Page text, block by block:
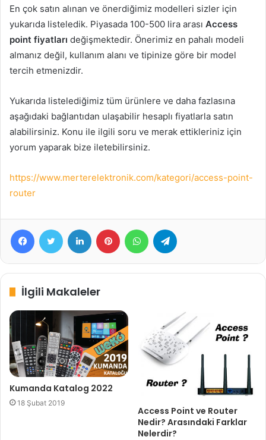
En çok satın alınan ve önerdiğimiz modelleri sizler için
yukarıda listeledik. Piyasada 100-500 lira arası Access
point fiyatları değişmektedir. Önerimiz en pahalı modeli
almanız değil, kullanım alanı ve tipinize göre bir model
tercih etmenizdir.
Yukarıda listelediğimiz tüm ürünlere ve daha fazlasına
aşağıdaki bağlantıdan ulaşabilir hesaplı fiyatlarla satın
alabilirsiniz. Konu ile ilgili soru ve merak ettikleriniz için
yorum yaparak bize iletebilirsiniz.
https://www.merterelektronik.com/kategori/access-point-
router
FacebookTwitter LinkedIn Pinterest WhatsApp
İlgili Makaleler
Kumanda Katalog 2022
18 Şubat 2019
Access Point ve Router
Nedir? Arasındaki Farklar
Nelerdir?